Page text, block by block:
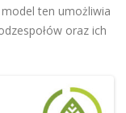
ten umożliwia
oraz ich